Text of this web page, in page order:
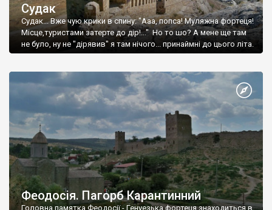
Судак
Судак... Вже чую крики в спину: "Ааа, попса! Муляжна фортеця!
Місце,туристами затерте до дір!..." Но то шо? А мене ще там
не було, ну не "дірявив" я там нічого... принаймні до цього літа.
Феодосія. Пагорб Карантинний
Головна памятка Феодосії - Генуезька фортеця знаходиться в